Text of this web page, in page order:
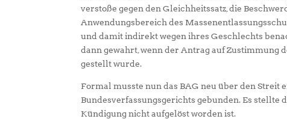
verstoße gegen den Gleichheitssatz, die
Anwendungsbereich des
und damit indirekt wegen ihres Geschlechts
dann gewahrt, wenn der Antrag auf Zustimmung
gestellt wurde.
Formal musste nun das BAG neu über den Streit
Bundesverfassungsgerichts gebunden. Es
Kündigung nicht aufgelöst worden ist.